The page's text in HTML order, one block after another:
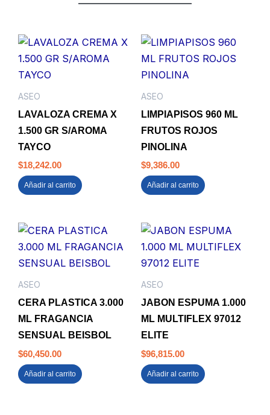
ASEO
LAVALOZA CREMA X
1.500 GR S/AROMA
TAYCO
$18,242.00
Añadir al carrito
ASEO
LIMPIAPISOS 960 ML
FRUTOS ROJOS
PINOLINA
$9,386.00
Añadir al carrito
ASEO
CERA PLASTICA 3.000
ML FRAGANCIA
SENSUAL BEISBOL
$60,450.00
Añadir al carrito
ASEO
JABON ESPUMA 1.000
ML MULTIFLEX 97012
ELITE
$96,815.00
Añadir al carrito